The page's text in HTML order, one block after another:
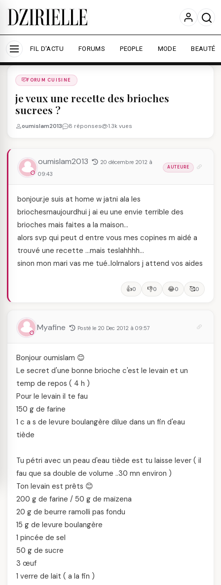
Nous utilisons des cookies pour améliorer votre
expérience et mesurer l'audience.
En savoir plus
Accepter tout Personnaliser
FIL D'ACTU FORUMS PEOPLE MODE BEAUTÉ
Forums
FORUM CUISINE
je veux une recette des brioches
sucrees ?
oumislam2013 8 réponses 1.3k vues
oumislam2013
20 décembre 2012 à
09:43
AUTEURE
bonjour.je suis at home w jatni ala les
briochesrnaujourdhui j ai eu une envie terrible des
brioches mais faites a la maison…
alors svp qui peut d entre vous mes copines m aidé a
trouvé une recette …mais teslahhhh…
sinon mon mari vas me tué..lolrnalors j attend vos aides
👍0 👎0 😂0 🥰0
Myafine Posté le 20 Dec 2012 à 09:57
Bonjour oumislam 😊
Le secret d'une bonne brioche c'est le levain et un
temp de repos ( 4 h )
Pour le levain il te fau
150 g de farine
1 c a s de levure boulangère dilue dans un fin d'eau
tiède
Tu pétri avec un peau d'eau tiède est tu laisse lever ( il
fau que sa double de volume ..30 mn environ )
Ton levain est prêts 😊
200 g de farine / 50 g de maïzena
20 g de beurre ramolli pas fondu
15 g de levure boulangère
1 pincée de sel
50 g de sucre
3 œuf
1 verre de lait ( a la fin )